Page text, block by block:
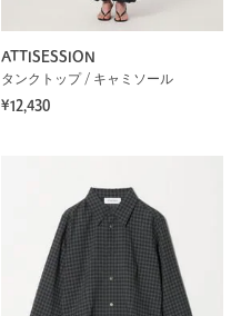
ATTISESSION
タンクトップ / キャミソール
¥12,430